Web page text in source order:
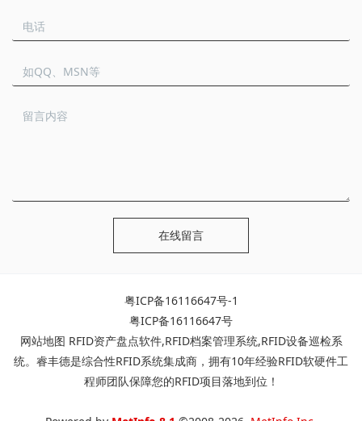
在线留言
粤ICP备16116647号-1
粤ICP备16116647号
网站地图 RFID资产盘点软件,RFID档案管理系统,RFID设备巡检系
统。睿丰德是综合性RFID系统集成商，拥有10年经验RFID软硬件工
程师团队保障您的RFID项目落地到位！